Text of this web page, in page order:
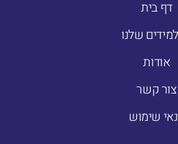
דף בית
שלנו
אודות
צור קשר
שימוש